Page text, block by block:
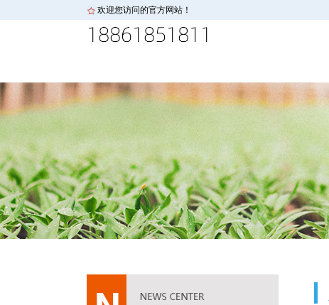
欢迎您访问的官方网站！